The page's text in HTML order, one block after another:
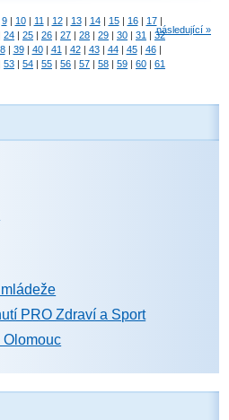
9 | 10 | 11 | 12 | 13 | 14 | 15 | 16 | 17 |
24 | 25 | 26 | 27 | 28 | 29 | 30 | 31 | 32
| 39 | 40 | 41 | 42 | 43 | 44 | 45 | 46 |
53 | 54 | 55 | 56 | 57 | 58 | 59 | 60 | 61
následující »
PRO Zdraví a Sport
Olomouc